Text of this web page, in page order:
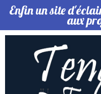
Enfin un site
aux